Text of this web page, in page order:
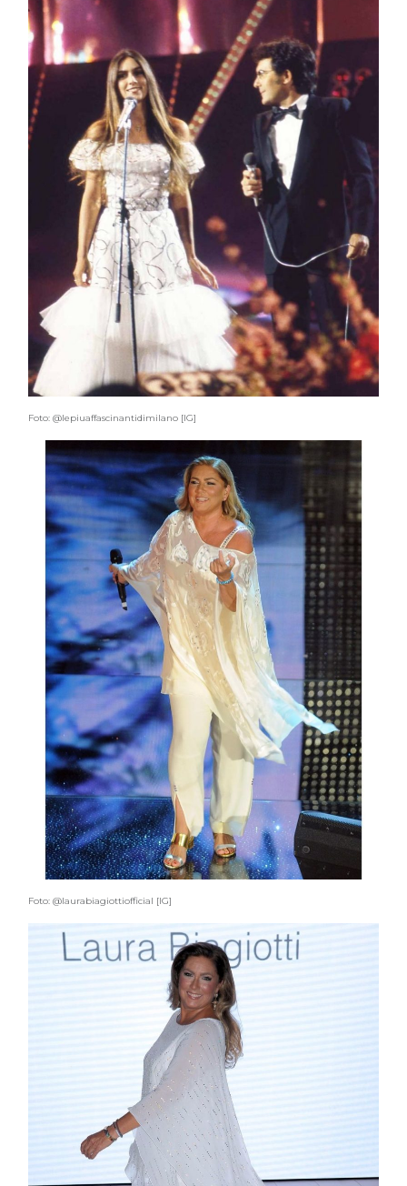
Foto: @lepiuaffascinantidimilano [IG]
Foto: @laurabiagiottiofficial [IG]